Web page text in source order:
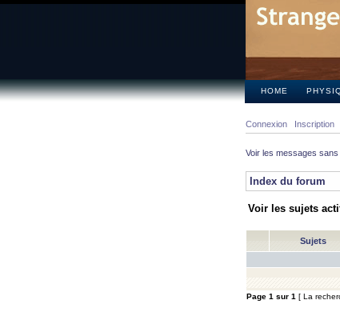
HOME
Connexion Inscription
Voir les messages
Index du forum
Voir les sujets
Sujets
Page 1 sur 1 [ La